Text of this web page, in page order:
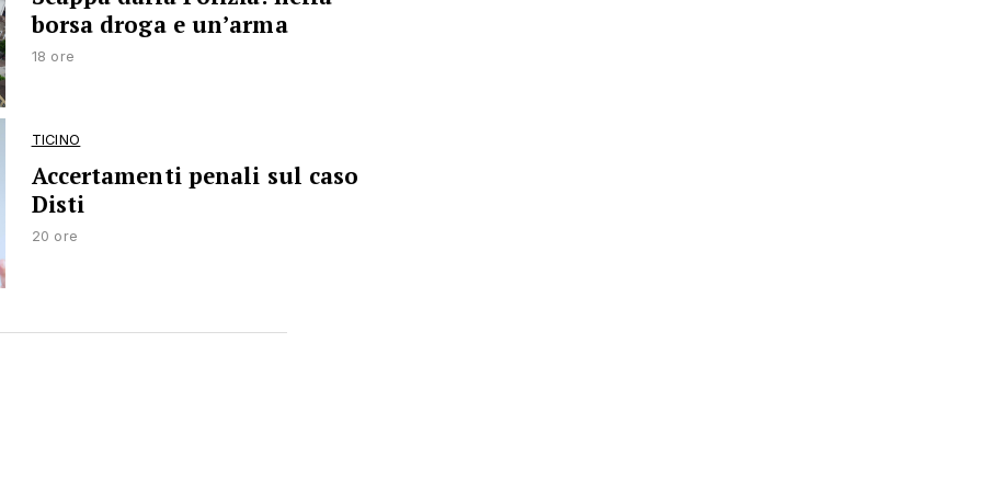
borsa droga e un’arma
18 ore
TICINO
Accertamenti penali sul caso
Disti
20 ore